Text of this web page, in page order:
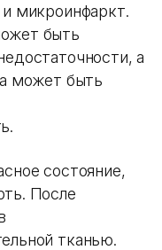
микроинфаркт.
быть
а
может быть
состояние,
После
тканью.